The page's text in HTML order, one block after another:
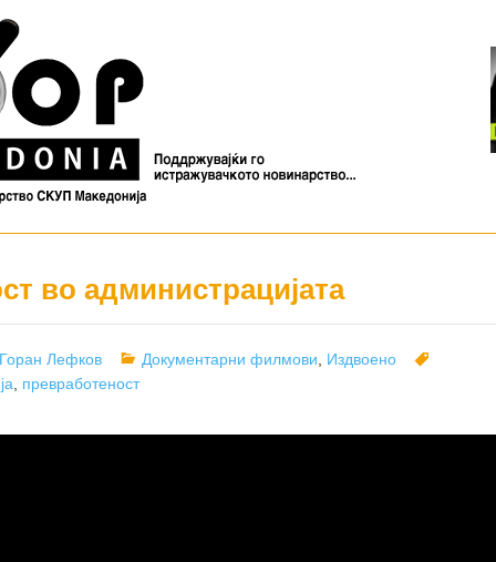
во администрацијата
Author
Горан Лефков Categories
Документарни филмови Издвоено
превработеност